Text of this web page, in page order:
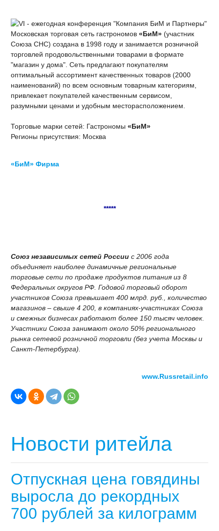
Московская торговая сеть гастрономов«БиМ» (участник
Союза СНС) создана в 1998 году и занимается розничной
торговлей продовольственными товарами в формате
"магазин у дома". Сеть предлагают покупателям
оптимальный ассортимент качественных товаров (2000
наименований) по всем основным товарным категориям,
привлекает покупателей качественным сервисом,
разумными ценами и удобным месторасположением.
Торговые марки сетей: Гастрономы «БиМ»
Регионы присутствия: Москва
«БиМ» Фирма
*****
Союз независимых сетей России с 2006 года
объединяет наиболее динамичные региональные
торговые сети по продаже продуктов питания из 8
Федеральных округов РФ. Годовой торговый оборот
участников Союза превышает 400 млрд. руб., количество
магазинов – свыше 4 200, в компаниях-участниках Союза
и смежных бизнесах работают более 150 тысяч человек.
Участники Союза занимают около 50% регионального
рынка сетевой розничной торговли (без учета Москвы и
Санкт-Петербурга).
www.Russretail.info
Новости ритейла
Отпускная цена говядины
выросла до рекордных
700 рублей за килограмм